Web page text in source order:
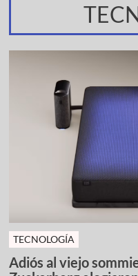
TECNOLOGÍA
Adiós al viejo